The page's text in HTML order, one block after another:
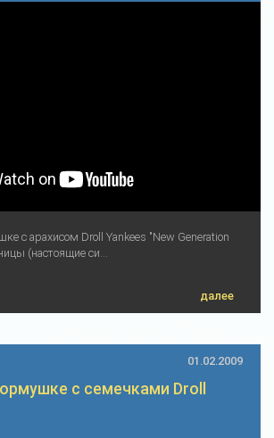
с арахисом Droll Yankees "New Generation
(настоящие си...
далее
01.02.2009
с семечками Droll